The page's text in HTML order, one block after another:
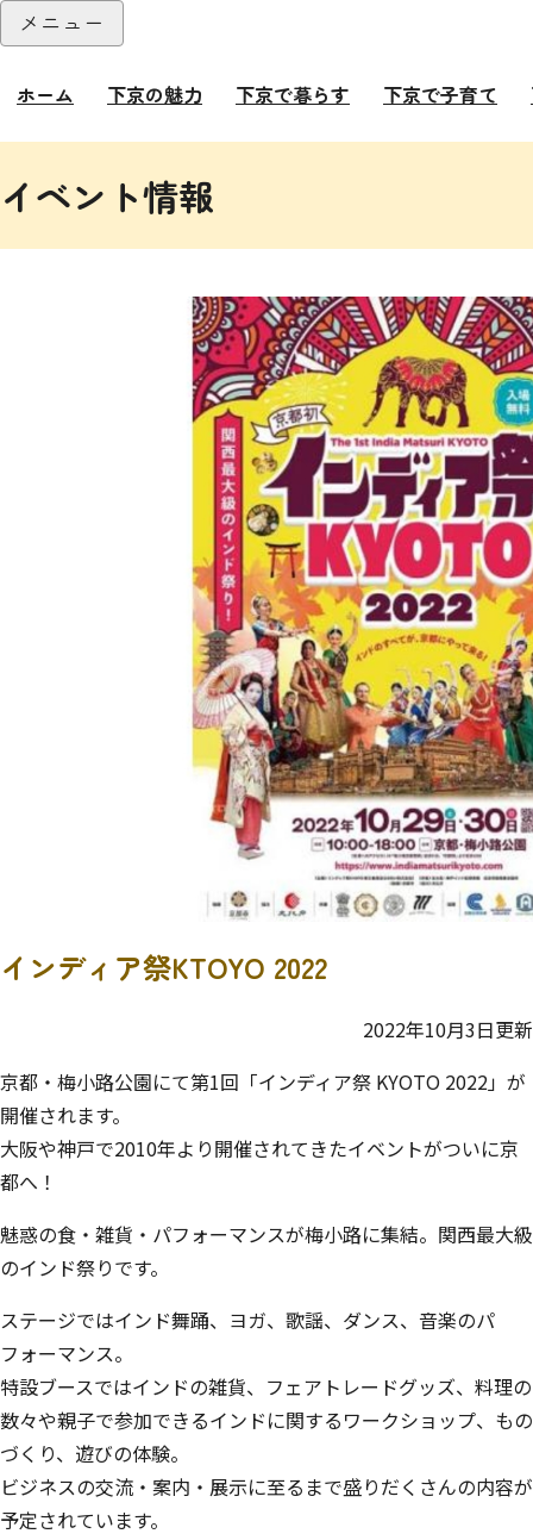
本文へ
メニュー
ホーム 下京の魅力 下京で暮らす 下京で子育て
イベント情報
インディア祭KTOYO 2022
2022年10月3日更新
京都・梅小路公園にて第1回「インディア祭 KYOTO 2022」が
開催されます。
​大阪や神戸で2010年より開催されてきたイベントがついに京
都へ！
魅惑の食・雑貨・パフォーマンスが梅小路に集結。関西最大級
のインド祭りです。
ステージではインド舞踊、ヨガ、歌謡、ダンス、音楽のパ
フォーマンス。​
特設ブースではインドの雑貨、フェアトレードグッズ、料理の
数々や親子で参加できるインドに関するワークショップ、もの
づくり、遊びの体験。
ビジネスの交流・案内・展示に至るまで盛りだくさんの内容が
予定されています。